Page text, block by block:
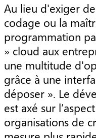
Au lieu d'exiger
codage ou la
programmation
» cloud aux
une multitude
grâce à une
déposer ». Le
est axé sur
organisations de